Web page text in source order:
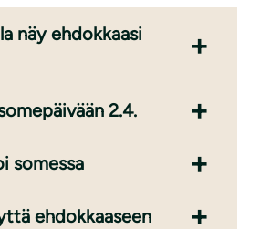
näy ehdokkaasi
2.4.
somessa
ehdokkaaseen